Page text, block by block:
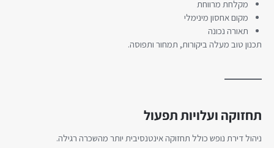
מקלחת מרווחת
מקום אחסון מינימלי
תאורה נכונה
תכנון טוב מעלה ביקורות, תמחור ותפוסה.
תחזוקה ועלויות תפעול
ניהול דירת נופש כולל תחזוקה אינטנסיבית יותר מהשכרה רגילה.